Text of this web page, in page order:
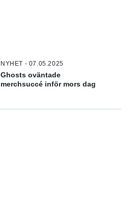
NYHET - 07.05.2025
Ghosts oväntade
merchsuccé inför mors dag